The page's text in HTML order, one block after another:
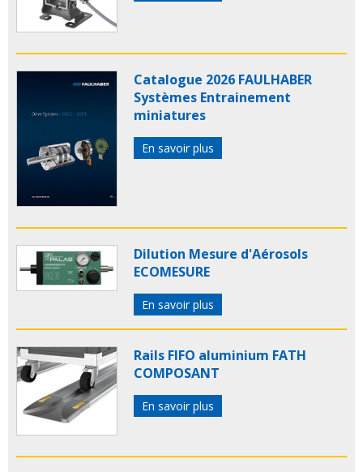
Catalogue 2026 FAULHABER
Systèmes Entrainement
miniatures
En savoir plus
Dilution Mesure d'Aérosols
ECOMESURE
En savoir plus
Rails FIFO aluminium FATH
COMPOSANT
En savoir plus